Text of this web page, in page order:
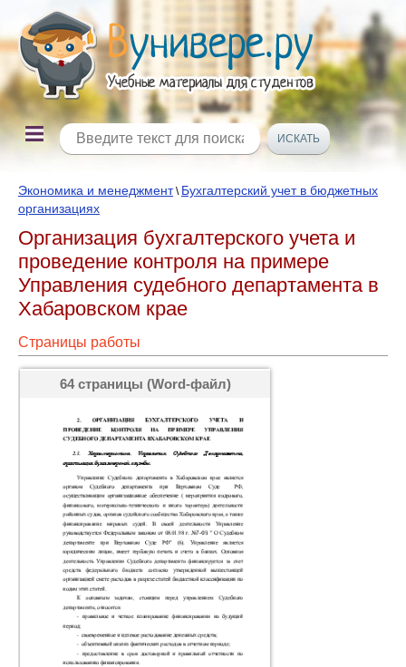
Экономика и менеджмент\ Бухгалтерский учет в бюджетных
организациях
Организация бухгалтерского учета и
проведение контроля на примере
Управления судебного департамента в
Хабаровском крае
Страницы работы
64 страницы (Word-файл)